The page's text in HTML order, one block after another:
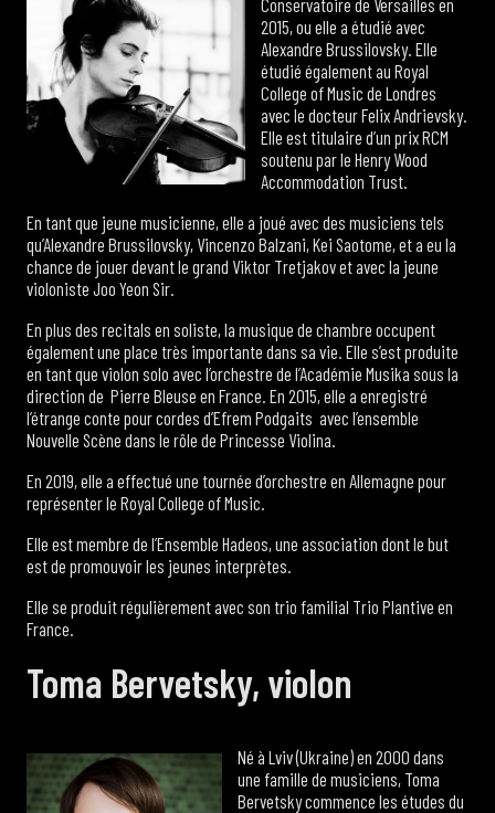
Conservatoire de Versailles en
2015, ou elle a étudié avec
Alexandre Brussilovsky. Elle
étudié également au Royal
College of Music de Londres
avec le docteur Felix Andrievsky.
Elle est titulaire d’un prix RCM
soutenu par le Henry Wood
Accommodation Trust.
En tant que jeune musicienne, elle a joué avec des musiciens tels
qu’Alexandre Brussilovsky, Vincenzo Balzani, Kei Saotome, et a eu la
chance de jouer devant le grand Viktor Tretjakov et avec la jeune
violoniste Joo Yeon Sir.
En plus des recitals en soliste, la musique de chambre occupent
également une place très importante dans sa vie. Elle s’est produite
en tant que violon solo avec l’orchestre de l’Académie Musika sous la
direction de Pierre Bleuse en France. En 2015, elle a enregistré
l’étrange conte pour cordes d’Efrem Podgaits avec l’ensemble
Nouvelle Scène dans le rôle de Princesse Violina.
En 2019, elle a effectué une tournée d’orchestre en Allemagne pour
représenter le Royal College of Music.
Elle est membre de l’Ensemble Hadeos, une association dont le but
est de promouvoir les jeunes interprètes.
Elle se produit régulièrement avec son trio familial Trio Plantive en
France.
Toma Bervetsky, violon
Né à Lviv (Ukraine) en 2000 dans
une famille de musiciens, Toma
Bervetsky commence les études du